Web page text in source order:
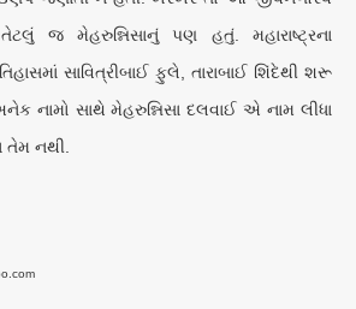
જ મેહરુન્નિસાનું પણ હતું. મહારાષ્ટ્રના
સાવિત્રીબાઈ ફુલે, તારાબાઈ શિંદેથી શરૂ
નામો સાથે મેહરુન્નિસા દલવાઈ એ નામ લીધા
નથી.